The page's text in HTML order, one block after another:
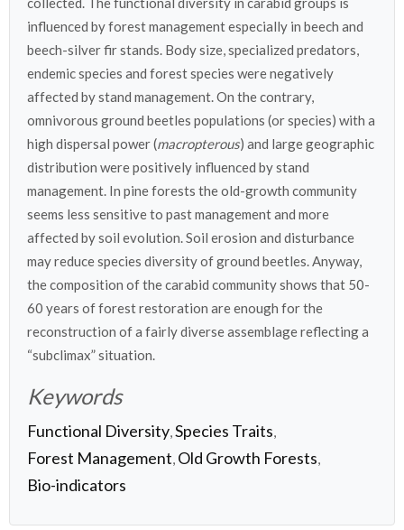
influenced by forest management especially in beech and
beech-silver fir stands. Body size, specialized predators,
endemic species and forest species were negatively
affected by stand management. On the contrary,
omnivorous ground beetles populations (or species) with a
high dispersal power (macropterous) and large geographic
distribution were positively influenced by stand
management. In pine forests the old-growth community
seems less sensitive to past management and more
affected by soil evolution. Soil erosion and disturbance
may reduce species diversity of ground beetles. Anyway,
the composition of the carabid community shows that 50-
60 years of forest restoration are enough for the
reconstruction of a fairly diverse assemblage reflecting a
“subclimax” situation.
Keywords
Functional Diversity,Species Traits,
Forest Management, Old Growth Forests,
Bio-indicators